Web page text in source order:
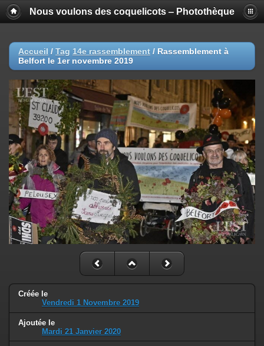
Nous voulons des coquelicots ‒ Photothèque
Accueil / Tag 14e rassemblement / Rassemblement à
Belfort le 1er novembre 2019
Créée le
Vendredi 1 Novembre 2019
Ajoutée le
Mardi 21 Janvier 2020